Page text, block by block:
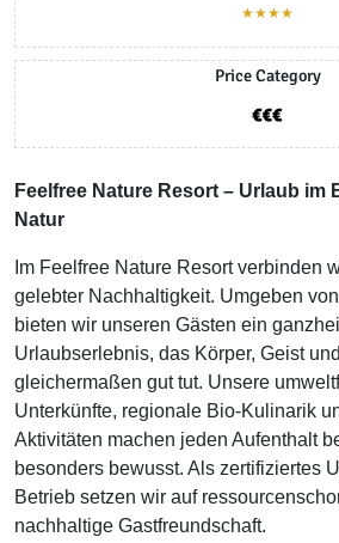
★★★★
Price Category
Feelfree Nature Resort – Urlaub im
Natur
Im Feelfree Nature Resort verbinden
gelebter Nachhaltigkeit. Umgeben
bieten wir unseren Gästen ein
Urlaubserlebnis, das Körper, Geist
gleichermaßen gut tut. Unsere
Unterkünfte, regionale Bio-Kulinarik
Aktivitäten machen jeden Aufenthalt
besonders bewusst. Als zertifiziertes
Betrieb setzen wir auf
nachhaltige Gastfreundschaft.